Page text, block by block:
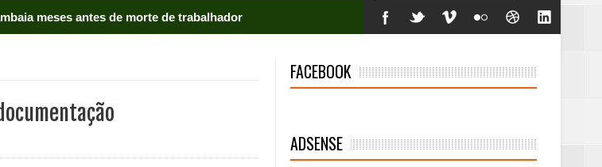
meses antes de morte de trabalhador
pela Justiça
FACEBOOK
ADSENSE